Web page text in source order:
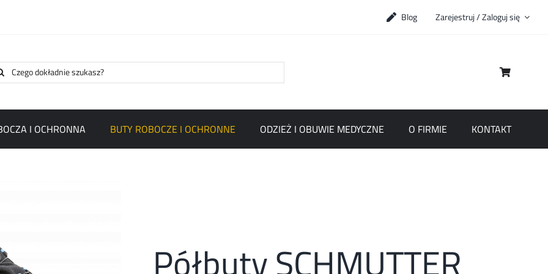
Blog Zarejestruj / Zaloguj się
I OCHRONNA BUTY ROBOCZE I OCHRONNE ODZIEŻ I OBUWIE MEDYCZNE O FIRMIE KONTAKT